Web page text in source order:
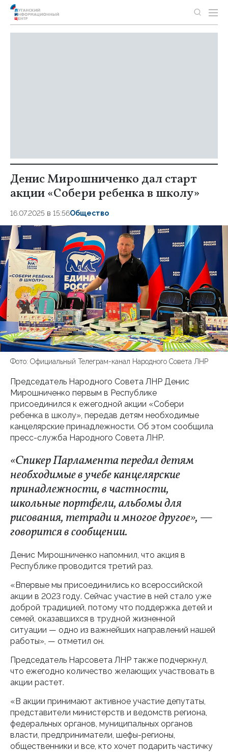
Денис Мирошниченко дал старт
акции «Собери ребенка в школу»
16.07.2025 в 15:56Общество
Фото: Официальный Телеграм-канал Народного Совета ЛНР
Председатель Народного Совета ЛНР Денис
Мирошниченко первым в Республике
присоединился к ежегодной акции «Собери
ребенка в школу», передав детям необходимые
канцелярские принадлежности. Об этом сообщила
пресс-служба Народного Совета ЛНР.
«Спикер Парламента передал детям
необходимые в учебе канцелярские
принадлежности, в частности,
школьные портфели, альбомы для
рисования, тетради и многое другое», —
говорится в сообщении.
Денис Мирошниченко напомнил, что акция в
Республике проводится третий раз.
«Впервые мы присоединились ко всероссийской
акции в 2023 году. Сейчас участие в ней стало уже
доброй традицией, потому что поддержка детей и
семей, оказавшихся в трудной жизненной
ситуации — одно из важнейших направлений нашей
работы», — отметил он.
Председатель Нарсовета ЛНР также подчеркнул,
что ежегодно количество желающих участвовать в
акции растет.
«В акции принимают активное участие депутаты,
представители министерств и ведомств региона,
федеральных органов, муниципальных органов
власти, предприниматели, шефы-регионы,
общественники и все, кто хочет подарить частичку